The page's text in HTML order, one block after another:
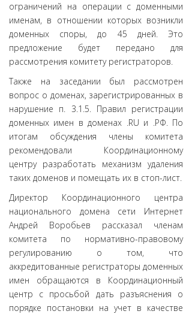
ограничений на операции с доменными
именам, в отношении которых возникли
доменных споры, до 45 дней. Это
предложение будет передано для
рассмотрения комитету регистраторов.
Также на заседании был рассмотрен
вопрос о доменах, зарегистрированных в
нарушение п. 3.1.5. Правил регистрации
доменных имен в доменах .RU и .РФ. По
итогам обсуждения члены комитета
рекомендовали Координационному
центру разработать механизм удаления
таких доменов и помещать их в стоп-лист.
Директор Координационного центра
национального домена сети Интернет
Андрей Воробьев рассказал членам
комитета по нормативно-правовому
регулированию о том, что
аккредитованные регистраторы доменных
имен обращаются в Координационный
центр с просьбой дать разъяснения о
порядке постановки на учет в качестве